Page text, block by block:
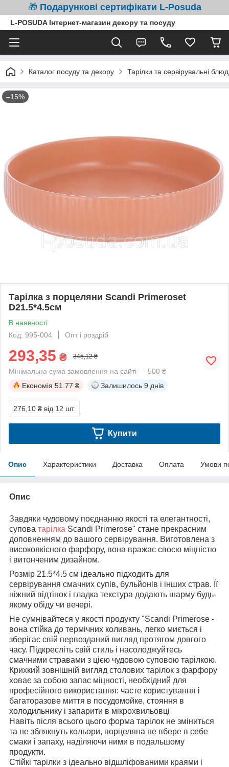
🎁 Подарункові сертифікати L-Posuda
L-POSUDA Інтернет-магазин декору та посуду
Каталог посуду та декору Тарілки та сервірувальні
–15%
Тарілка з порцеляни Scandi Primeroset
D21.5*4.5см
В наявності
Код: 995-004
Опт і роздріб
293,35 ₴ 345,12 ₴
Мінімальна сума замовлення на сайті — 500 ₴
Економія 51.77 ₴ Залишилось 9 днів
276,10 ₴ від 12 шт.
Купити
Опис Характеристики Доставка Оплата Умови
Опис
Завдяки чудовому поєднанню якості та елегантності,
супова тарілка Scandi Primerose" стане прекрасним
доповненням до вашого сервірування. Виготовлена з
високоякісного фарфору, вона вражає своєю міцністю
і витонченим дизайном.
Розмір 21.5*4.5 см ідеально підходить для
сервірування смачних супів, бульйонів і інших страв. Її
ніжний відтінок і гладка текстура додають шарму будь-
якому обіду чи вечері.
Не сумнівайтеся у якості продукту "Scandi Primerose -
вона стійка до термічних коливань, легко миється і
зберігає свій первозданий вигляд протягом довгого
часу. Підкресліть свій стиль і насолоджуйтесь
смачними стравами з цією чудовою суповою тарілкою.
Крихкий зовнішній вигляд столових тарілок з фарфору
ховає за собою запас міцності, необхідний для
професійного використання: часте користування і
багаторазове миття в посудомойке, стояння в
холодильнику і запарити в мікрохвильовці
Навіть після всього цього форма тарілок не зміниться
та не зблякнуть кольори, порцеляна не вбере в себе
смаки і запаху, наділяючи ними в подальшому
продукти.
Стійкі тарілки з ідеально відшліфованими краями і